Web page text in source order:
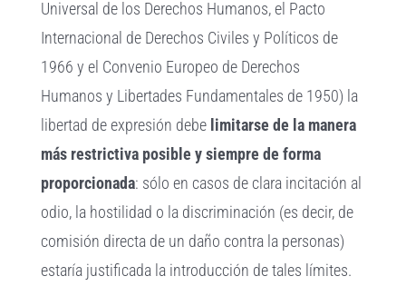
Universal de los Derechos Humanos, el Pacto
Internacional de Derechos Civiles y Políticos de
1966 y el Convenio Europeo de Derechos
Humanos y Libertades Fundamentales de 1950) la
libertad de expresión debe limitarse de la manera
más restrictiva posible y siempre de forma
proporcionada: sólo en casos de clara incitación al
odio, la hostilidad o la discriminación (es decir, de
comisión directa de un daño contra la personas)
estaría justificada la introducción de tales límites.